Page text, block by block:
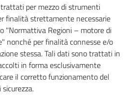
per mezzo di strumenti
finalità strettamente necessarie
"Normattiva Regioni – motore di
nonché per finalità connesse e/o
stessa. Tali dati sono trattati in
in forma esclusivamente
il corretto funzionamento del